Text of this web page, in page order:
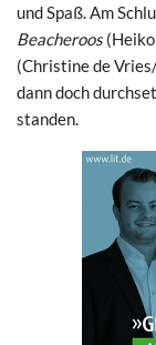
und Spaß. Am
Beacheroos
(Christine de
dann doch
standen.